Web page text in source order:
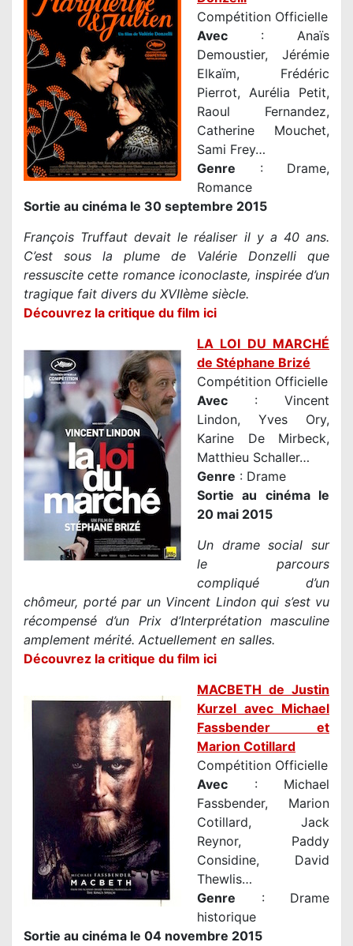
Compétition Officielle
Avec : Anaïs
Demoustier, Jérémie
Elkaïm, Frédéric
Pierrot, Aurélia Petit,
Raoul Fernandez,
Catherine Mouchet,
Sami Frey…
Genre : Drame,
Romance
Sortie au cinéma le 30 septembre 2015
François Truffaut devait le réaliser il y a 40 ans.
C’est sous la plume de Valérie Donzelli que
ressuscite cette romance iconoclaste, inspirée d’un
tragique fait divers du XVIIème siècle.
Découvrez la critique du film ici
LA LOI DU MARCHÉ
de Stéphane Brizé
Compétition Officielle
Avec : Vincent
Lindon, Yves Ory,
Karine De Mirbeck,
Matthieu Schaller…
Genre : Drame
Sortie au cinéma le
20 mai 2015
Un drame social sur
le parcours
compliqué d’un
chômeur, porté par un Vincent Lindon qui s’est vu
récompensé d’un Prix d’Interprétation masculine
amplement mérité. Actuellement en salles.
Découvrez la critique du film ici
MACBETH de Justin
Kurzel avec Michael
Fassbender et
Marion Cotillard
Compétition Officielle
Avec : Michael
Fassbender, Marion
Cotillard, Jack
Reynor, Paddy
Considine, David
Thewlis…
Genre : Drame
historique
Sortie au cinéma le 04 novembre 2015